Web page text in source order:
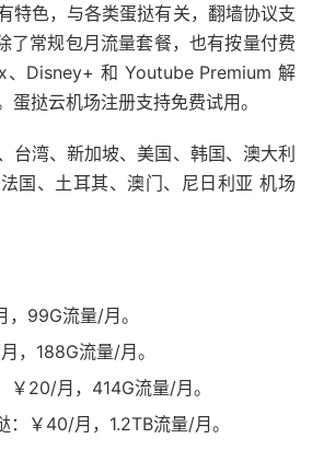
特色，与各类蛋挞有关，翻墙协议支
常规包月流量套餐，也有按量付费
Disney+ 和 Youtube Premium 解
蛋挞云机场注册支持免费试用。
台湾、新加坡、美国、韩国、澳大利
国、土耳其、澳门、尼日利亚 机场
99G流量/月。
，188G流量/月。
￥20/月，414G流量/月。
：￥40/月，1.2TB流量/月。